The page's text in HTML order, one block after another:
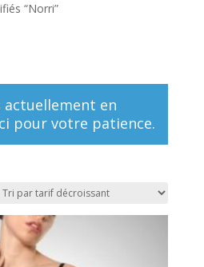
“Norri”
actuellement en
pour votre patience.